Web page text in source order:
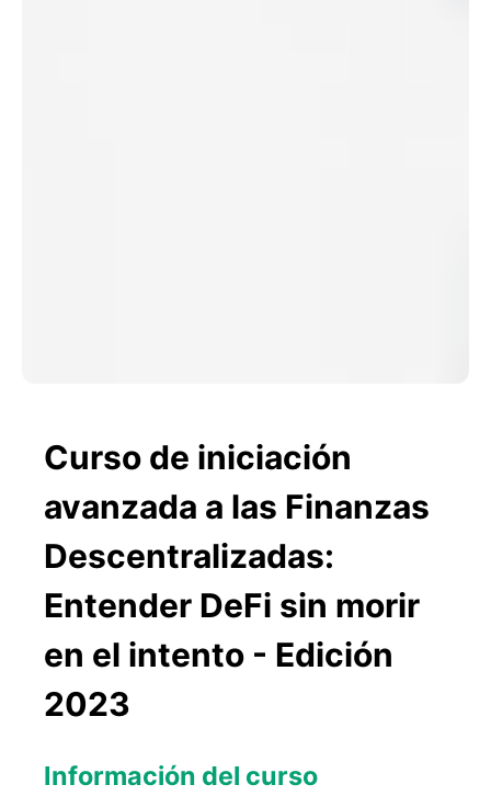
Curso de iniciación
avanzada a las Finanzas
Descentralizadas:
Entender DeFi sin morir
en el intento - Edición
2023
I nformación del curso